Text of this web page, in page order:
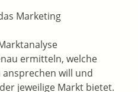
Marketing
ermitteln, welche
will und
jeweilige Markt bietet.